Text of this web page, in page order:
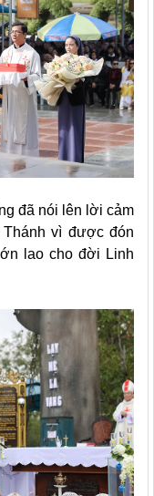
đã nói lên lời cảm
vì được đón
lao cho đời Linh